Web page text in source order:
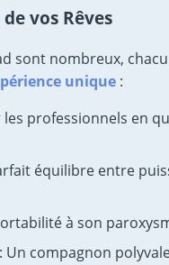
vos Rêves
sont nombreux,
unique :
les professionnels en
équilibre entre
à son
Un compagnon